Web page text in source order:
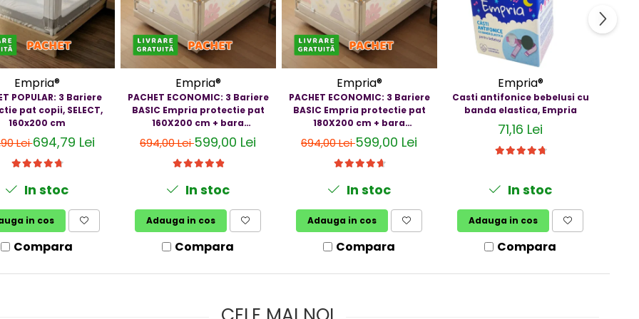
Empria®
POPULAR: 3 Bariere
pat copii, SELECT,
160x200 cm
Lei694,79 Lei
In stoc
in cos
Compara
Empria®
PACHET ECONOMIC: 3 Bariere
BASIC Empria protectie pat
160X200 cm + bara
stabilizatoare
694,00 Lei599,00 Lei
In stoc
Adauga in cos
Compara
Empria®
PACHET ECONOMIC: 3 Bariere
BASIC Empria protectie pat
180X200 cm + bara
stabilizatoare
694,00 Lei599,00 Lei
In stoc
Adauga in cos
Compara
Empria®
Casti antifonice bebelusi cu
banda elastica, Empria
71,16 Lei
In stoc
Adauga in cos
Compara